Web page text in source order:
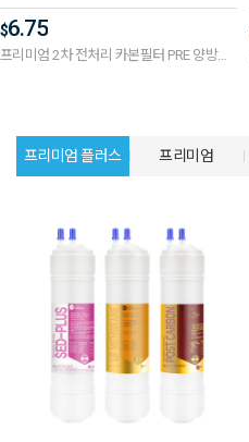
전
$6.75
프리미엄 2차 전처리 카본필터 PRE 양방향/
프리미엄 플러스 프리미엄